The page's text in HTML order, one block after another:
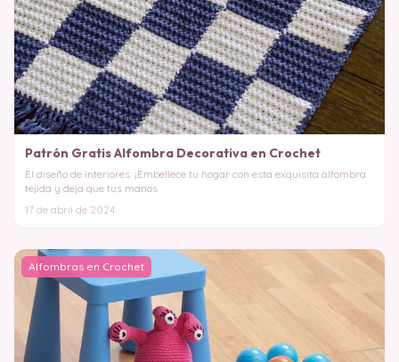
Patrón Gratis Alfombra Decorativa en Crochet
El diseño de interiores. ¡Embellece tu hogar con esta exquisita alfombra
tejida y deja que tus manos
17 de abril de 2024
Alfombras en Crochet